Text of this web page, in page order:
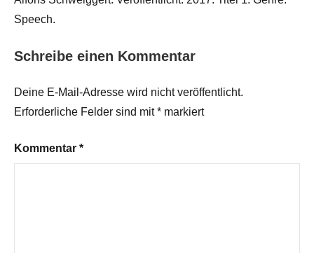
Speech.
Schreibe einen Kommentar
Deine E-Mail-Adresse wird nicht veröffentlicht.
Erforderliche Felder sind mit* markiert
Kommentar *